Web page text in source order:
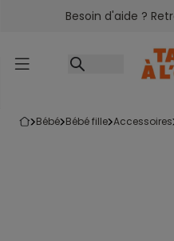
Accéder au contenu
Besoin d'aide ?
bébé bébé fille accessoires